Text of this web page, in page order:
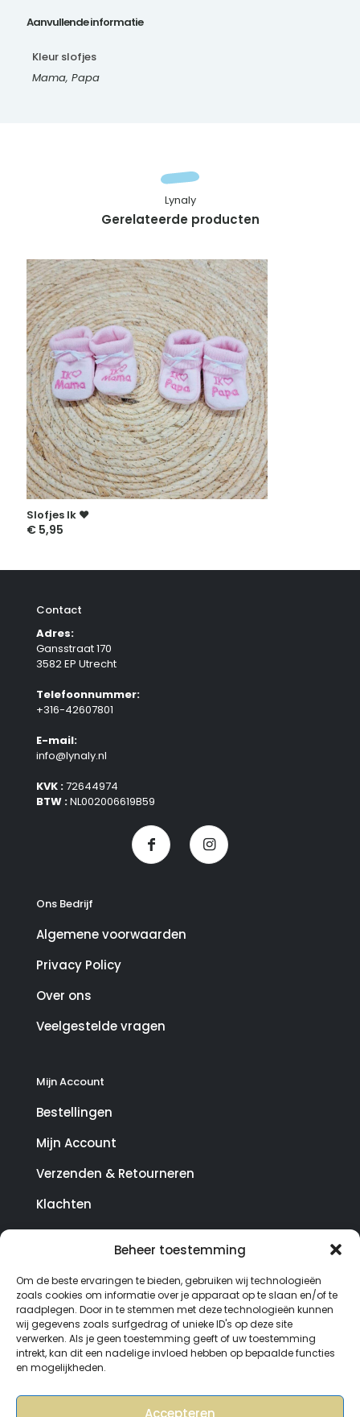
Beheer toestemming
Om de beste ervaringen te bieden, gebruiken wij technologieën
zoals cookies om informatie over je apparaat op te slaan en/of te
raadplegen. Door in te stemmen met deze technologieën kunnen
wij gegevens zoals surfgedrag of unieke ID's op deze site
verwerken. Als je geen toestemming geeft of uw toestemming
intrekt, kan dit een nadelige invloed hebben op bepaalde functies
en mogelijkheden.
Accepteren
Aanvullende informatie
Kleur slofjes
Mama, Papa
Gerelateerde producten
Lynaly
Slofjes Ik ♥
€ 5,95
Contact
Adres:
Gansstraat 170
3582 EP Utrecht
Telefoonnummer:
+316-42607801
E-mail:
info@lynaly.nl
KVK :72644974
BTW :NL002006619B59
Ons Bedrijf
Algemene voorwaarden
Privacy Policy
Over ons
Veelgestelde vragen
Mijn Account
Bestellingen
Mijn Account
Verzenden & Retourneren
Klachten
© Copyright SterrenHosting 2021-2026 - In opdracht
van Lynaly.nl